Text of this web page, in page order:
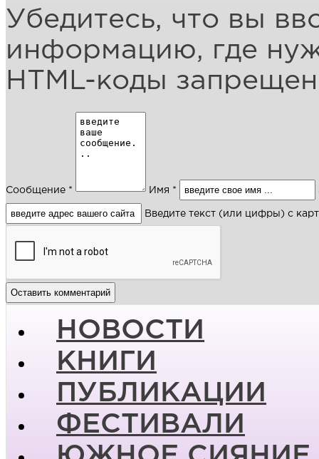
Убедитесь, что вы
информацию, где
HTML-коды
Сообщение * Имя *
Введите текст (или цифры) с
НОВОСТИ
КНИГИ
ПУБЛИКАЦИИ
ФЕСТИВАЛИ